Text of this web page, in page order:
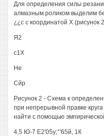
Для определения силы
алмазным роликом выделим
¿¿с с координатой X (рисунок
Я2
с1Х
Не
Сйр
Рисунок 2 - Схема к
при непрерывной правке
найти с помощью
4,5 Ю-7 Е2'05у;°'65й, 1К